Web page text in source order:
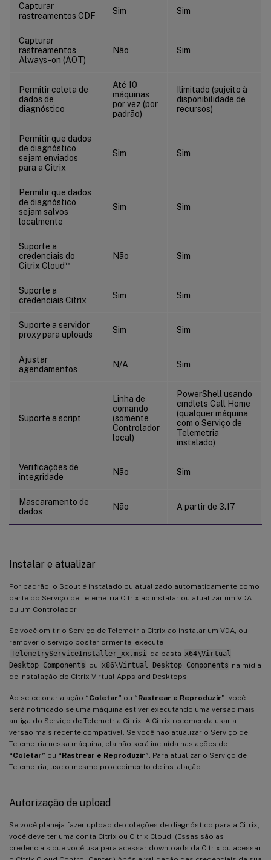
Capturar
rastreamentos CDF
Sim Sim
Capturar
rastreamentos
Always-on (AOT)
Não Sim
Permitir coleta de
dados de
diagnóstico
Até 10
máquinas
por vez (por
padrão)
Ilimitado (sujeito à
disponibilidade de
recursos)
Permitir que dados
de diagnóstico
sejam enviados
para a Citrix
Sim Sim
Permitir que dados
de diagnóstico
sejam salvos
localmente
Sim Sim
Suporte a
credenciais do
Citrix Cloud ™
Não Sim
Suporte a
credenciais Citrix
Sim Sim
Suporte a servidor
proxy para uploads
Sim Sim
Ajustar
agendamentos
N/A Sim
Suporte a script
Linha de
comando
(somente
Controlador
local)
PowerShell usando
cmdlets Call Home
(qualquer máquina
com o Serviço de
Telemetria
instalado)
Verificações de
integridade
Não Sim
Mascaramento de
dados
Não A partir de 3.17
Instalar e atualizar
Por padrão, o Scout é instalado ou atualizado automaticamente como
parte do Serviço de Telemetria Citrix ao instalar ou atualizar um VDA
ou um Controlador.
Se você omitir o Serviço de Telemetria Citrix ao instalar um VDA, ou
remover o serviço posteriormente, execute
TelemetryServiceInstaller_xx.msi
da pasta x64\Virtual
Desktop Components ou x86\Virtual Desktop Components na mídia
de instalação do Citrix Virtual Apps and Desktops.
Ao selecionar a ação “Coletar” ou “Rastrear e Reproduzir” , você
será notificado se uma máquina estiver executando uma versão mais
antiga do Serviço de Telemetria Citrix. A Citrix recomenda usar a
versão mais recente compatível. Se você não atualizar o Serviço de
Telemetria nessa máquina, ela não será incluída nas ações de
“Coletar” ou “Rastrear e Reproduzir” . Para atualizar o Serviço de
Telemetria, use o mesmo procedimento de instalação.
Autorização de upload
Se você planeja fazer upload de coleções de diagnóstico para a Citrix,
você deve ter uma conta Citrix ou Citrix Cloud. (Essas são as
credenciais que você usa para acessar downloads da Citrix ou acessar